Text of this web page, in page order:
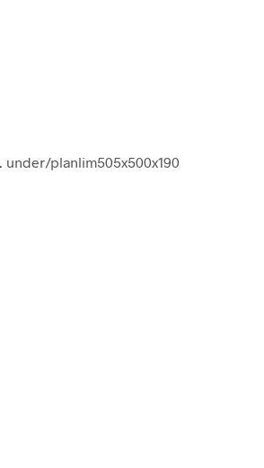
. under/planlim505x500x190